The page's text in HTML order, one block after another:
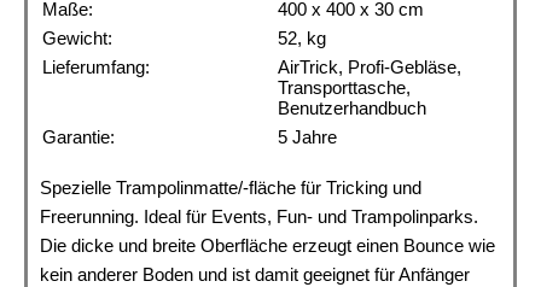
Maße:
400 x 400 x 30 cm
Gewicht:
52, kg
Lieferumfang:
AirTrick, Profi-Gebläse,
Transporttasche,
Benutzerhandbuch
Garantie:
5 Jahre
Spezielle Trampolinmatte/-fläche für Tricking und
Freerunning. Ideal für Events, Fun- und Trampolinparks.
Die dicke und breite Oberfläche erzeugt einen Bounce wie
kein anderer Boden und ist damit geeignet für Anfänger